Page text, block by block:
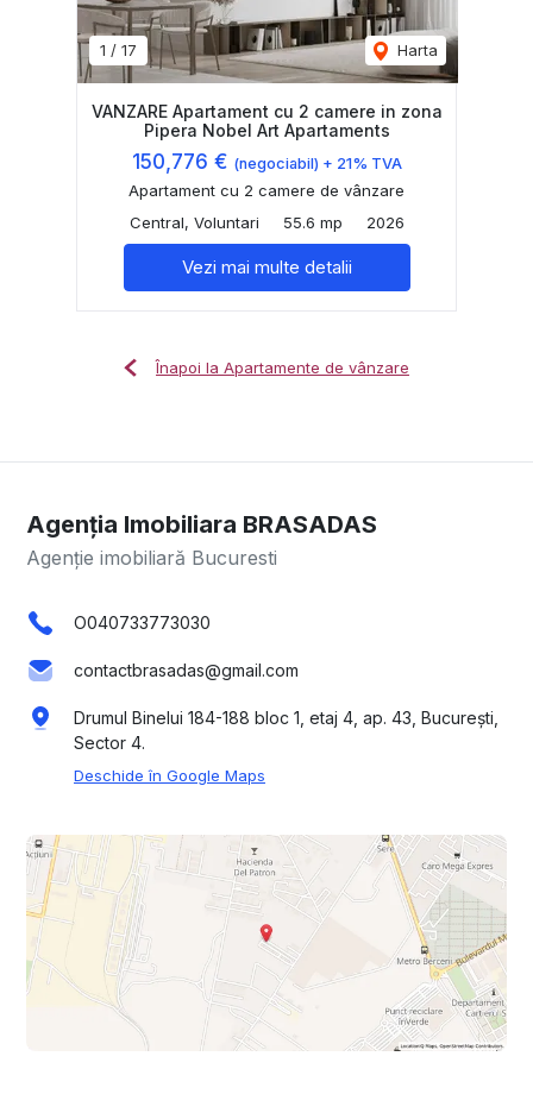
1 / 17 Harta
VANZARE Apartament cu 2 camere in zona
Pipera Nobel Art Apartaments
150,776 € (negociabil) + 21% TVA
Apartament cu 2 camere de vânzare
Central, Voluntari
55.6 mp 2026
Vezi mai multe detalii
Înapoi la Apartamente de vânzare
Agenția Imobiliara BRASADAS
Agenție imobiliară Bucuresti
O040733773030
contactbrasadas@gmail.com
Drumul Binelui 184-188 bloc 1, etaj 4, ap. 43, București,
Sector 4.
Deschide în Google Maps